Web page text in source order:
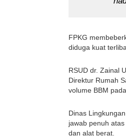
FPKG
diduga kuat
RSUD dr. Zainal
Direktur Rumah
volume BBM
Dinas
jawab penuh
dan alat berat.